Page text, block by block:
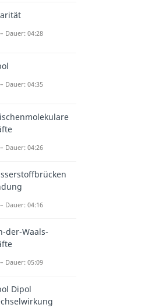
Dauer: 04:28
Dauer: 04:35
Dauer: 04:26
Dauer: 04:16
der-Waals-
Dauer: 05:09
Dipol